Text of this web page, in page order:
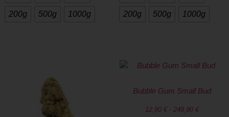
200g 500g 1000g 200g 500g 1000g
Bubble Gum Small Bud
12,90 € - 249,90 €